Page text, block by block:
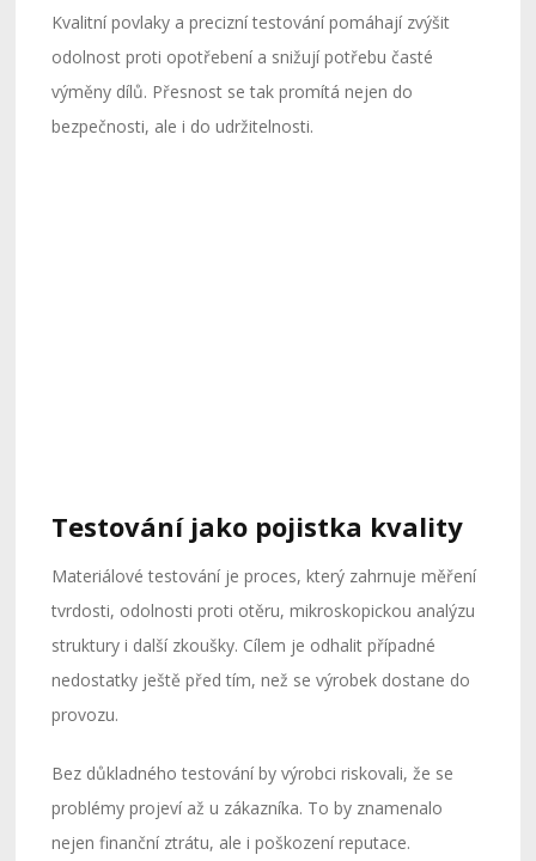
Kvalitní povlaky a precizní testování pomáhají zvýšit
odolnost proti opotřebení a snižují potřebu časté
výměny dílů. Přesnost se tak promítá nejen do
bezpečnosti, ale i do udržitelnosti.
Testování jako pojistka kvality
Materiálové testování je proces, který zahrnuje měření
tvrdosti, odolnosti proti otěru, mikroskopickou analýzu
struktury i další zkoušky. Cílem je odhalit případné
nedostatky ještě před tím, než se výrobek dostane do
provozu.
Bez důkladného testování by výrobci riskovali, že se
problémy projeví až u zákazníka. To by znamenalo
nejen finanční ztrátu, ale i poškození reputace.